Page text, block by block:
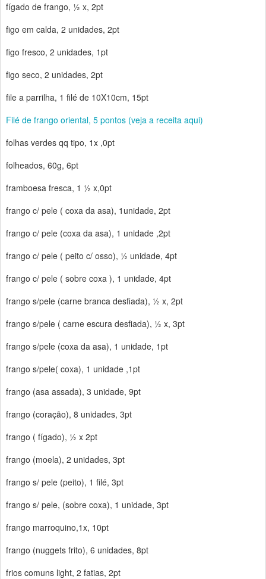
fígado de frango, ½ x, 2pt
figo em calda, 2 unidades, 2pt
figo fresco, 2 unidades, 1pt
figo seco, 2 unidades, 2pt
file a parrilha, 1 filé de 10X10cm, 15pt
Filé de frango oriental, 5 pontos (veja a receita aqui)
folhas verdes qq tipo, 1x ,0pt
folheados, 60g, 6pt
framboesa fresca, 1 ½ x,0pt
frango c/ pele ( coxa da asa), 1unidade, 2pt
frango c/ pele (coxa da asa), 1 unidade ,2pt
frango c/ pele ( peito c/ osso), ½ unidade, 4pt
frango c/ pele ( sobre coxa ), 1 unidade, 4pt
frango s/pele (carne branca desfiada), ½ x, 2pt
frango s/pele ( carne escura desfiada), ½ x, 3pt
frango s/pele (coxa da asa), 1 unidade, 1pt
frango s/pele( coxa), 1 unidade ,1pt
frango (asa assada), 3 unidade, 9pt
frango (coração), 8 unidades, 3pt
frango ( fígado), ½ x 2pt
frango (moela), 2 unidades, 3pt
frango s/ pele (peito), 1 filé, 3pt
frango s/ pele, (sobre coxa), 1 unidade, 3pt
frango marroquino,1x, 10pt
frango (nuggets frito), 6 unidades, 8pt
frios comuns light, 2 fatias, 2pt